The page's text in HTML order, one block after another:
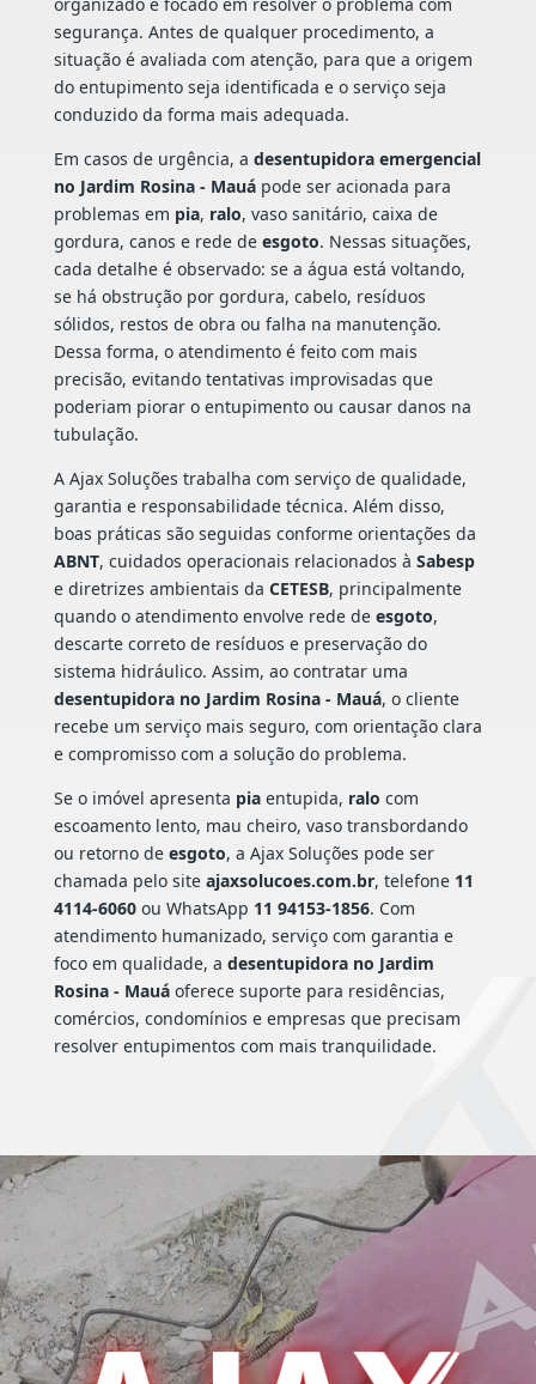
segurança. Antes de qualquer procedimento, a
situação é avaliada com atenção, para que a origem
do entupimento seja identificada e o serviço seja
conduzido da forma mais adequada.
Em casos de urgência, a desentupidora emergencial
no Jardim Rosina - Mauápode ser acionada para
problemas em pia, ralo, vaso sanitário, caixa de
gordura, canos e rede de esgoto. Nessas situações,
cada detalhe é observado: se a água está voltando,
se há obstrução por gordura, cabelo, resíduos
sólidos, restos de obra ou falha na manutenção.
Dessa forma, o atendimento é feito com mais
precisão, evitando tentativas improvisadas que
poderiam piorar o entupimento ou causar danos na
tubulação.
A Ajax Soluções trabalha com serviço de qualidade,
garantia e responsabilidade técnica. Além disso,
boas práticas são seguidas conforme orientações da
ABNT, cuidados operacionais relacionados à Sabesp
e diretrizes ambientais da CETESB, principalmente
quando o atendimento envolve rede de esgoto,
descarte correto de resíduos e preservação do
sistema hidráulico. Assim, ao contratar uma
desentupidora no Jardim Rosina - Mauá, o cliente
recebe um serviço mais seguro, com orientação clara
e compromisso com a solução do problema.
Se o imóvel apresenta piaentupida, ralo com
escoamento lento, mau cheiro, vaso transbordando
ou retorno de esgoto, a Ajax Soluções pode ser
chamada pelo site ajaxsolucoes.com.br, telefone 11
4114-6060ou WhatsApp 11 94153-1856. Com
atendimento humanizado, serviço com garantia e
foco em qualidade, a desentupidora no Jardim
Rosina - Mauáoferece suporte para residências,
comércios, condomínios e empresas que precisam
resolver entupimentos com mais tranquilidade.